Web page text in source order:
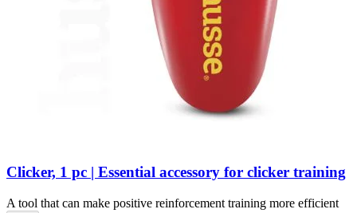
Clicker, 1 pc | Essential accessory for clicker training
A tool that can make positive reinforcement training more efficient